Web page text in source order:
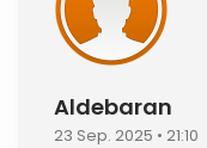
Aldebaran
23 Sep. 2025 • 21:10